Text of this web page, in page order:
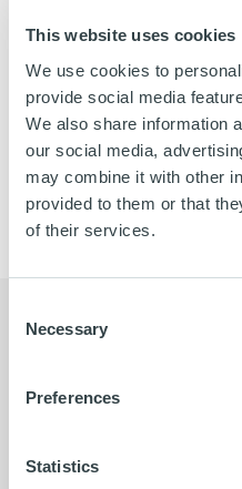
This website uses cookies
We use cookies to
provide social media
We also share information
our social media,
may combine it with other
provided to them or that
of their services.
Selection
Necessary
Preferences
Statistics
verticalement intégrée.
EN SAVOIR PLUS
https://https://
holdings/
L'équipe d'Ardian
connaissance